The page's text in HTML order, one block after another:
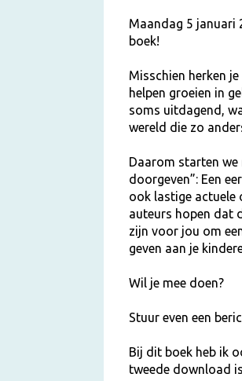
Maandag 5 januari
boek!
Misschien herken
helpen groeien in
soms uitdagend,
wereld die zo
Daarom starten we
doorgeven”: Een
ook lastige actuele
auteurs hopen dat
zijn voor jou om
geven aan je
Wil je mee doen?
Stuur even een
Bij dit boek heb ik
tweede download